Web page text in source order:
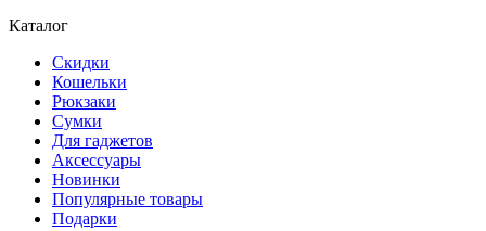
Каталог
Скидки
Кошельки
Рюкзаки
Сумки
Для гаджетов
Аксессуары
Новинки
Популярные товары
Подарки